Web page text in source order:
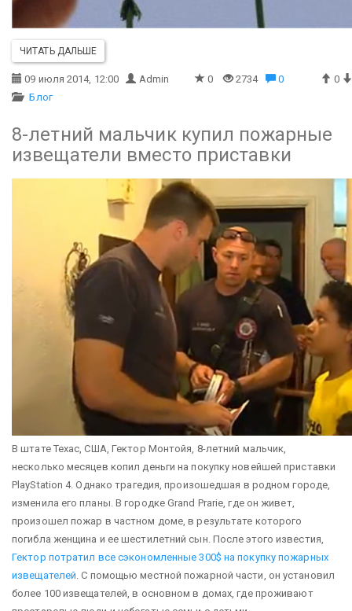
ЧИТАТЬ ДАЛЬШЕ
09 июля 2014, 12:00 Admin 0 2734 0
0
Блог
8-летний мальчик купил пожарные
извещатели вместо приставки
В штате Техас, США, Гектор Монтойя, 8-летний мальчик,
несколько месяцев копил деньги на покупку новейшей приставки
PlayStation 4. Однако трагедия, произошедшая в родном городе,
изменила его планы. В городке Grand Prarie, где он живет,
произошел пожар в частном доме, в результате которого
погибла женщина и ее шестилетний сын. После этого известия,
Гектор потратил все сэкономленные 300$ на покупку пожарных
извещателей. С помощью местной пожарной части, он установил
более 100 извещателей, в основном в домах, где проживают